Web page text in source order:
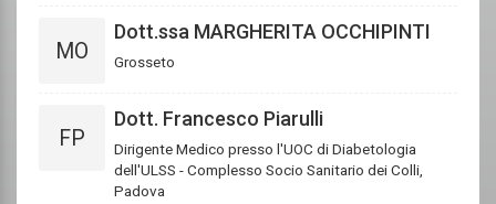
MO
Dott.ssa MARGHERITA OCCHIPINTI
Grosseto
FP
Dott. Francesco Piarulli
Dirigente Medico presso l'UOC di Diabetologia
dell'ULSS - Complesso Socio Sanitario dei Colli,
Padova